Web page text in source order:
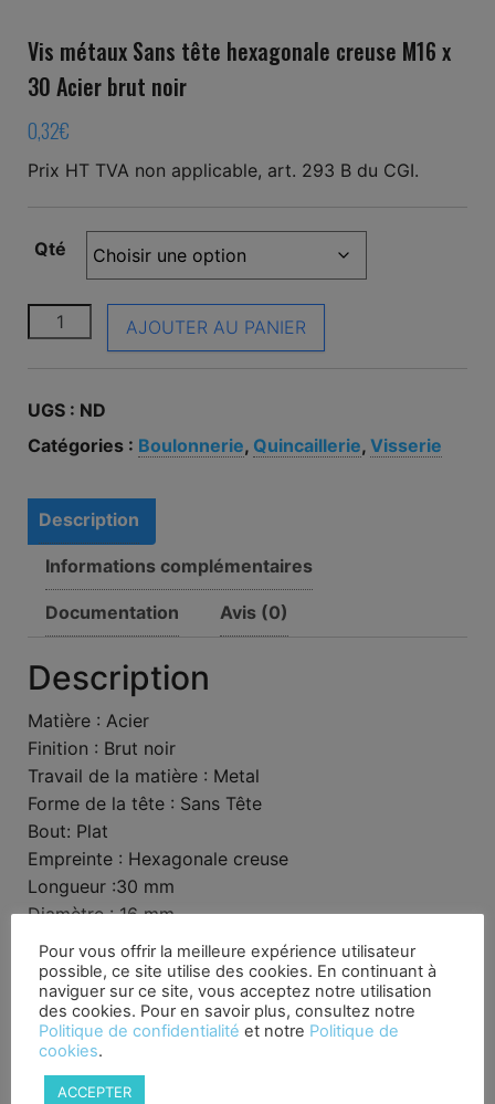
Vis métaux Sans tête hexagonale creuse M16 x
30 Acier brut noir
0,32€
Prix HT TVA non applicable, art. 293 B du CGI.
Qté
quantité de Vis métaux Sans tête hexagonale
AJOUTER AU PANIER
UGS : ND
Catégories : Boulonnerie, Quincaillerie, Visserie
Description
Informations complémentaires
Documentation Avis (0)
Description
Matière : Acier
Finition : Brut noir
Travail de la matière : Metal
Forme de la tête : Sans Tête
Bout: Plat
Empreinte : Hexagonale creuse
Longueur :30 mm
Diamètre : 16 mm
Vendu par : A l’unité
Produits similaires
Pour vous offrir la meilleure expérience utilisateur
possible, ce site utilise des cookies. En continuant à
naviguer sur ce site, vous acceptez notre utilisation
des cookies. Pour en savoir plus, consultez notre
Politique de confidentialité et notre Politique de
cookies.
ACCEPTER